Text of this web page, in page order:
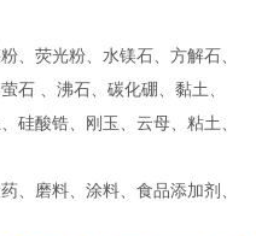
、荧光粉、水镁石、方解石、
石 、沸石、碳化硼、黏土、
硅酸锆、刚玉、云母、粘土、
、磨料、涂料、食品添加剂、